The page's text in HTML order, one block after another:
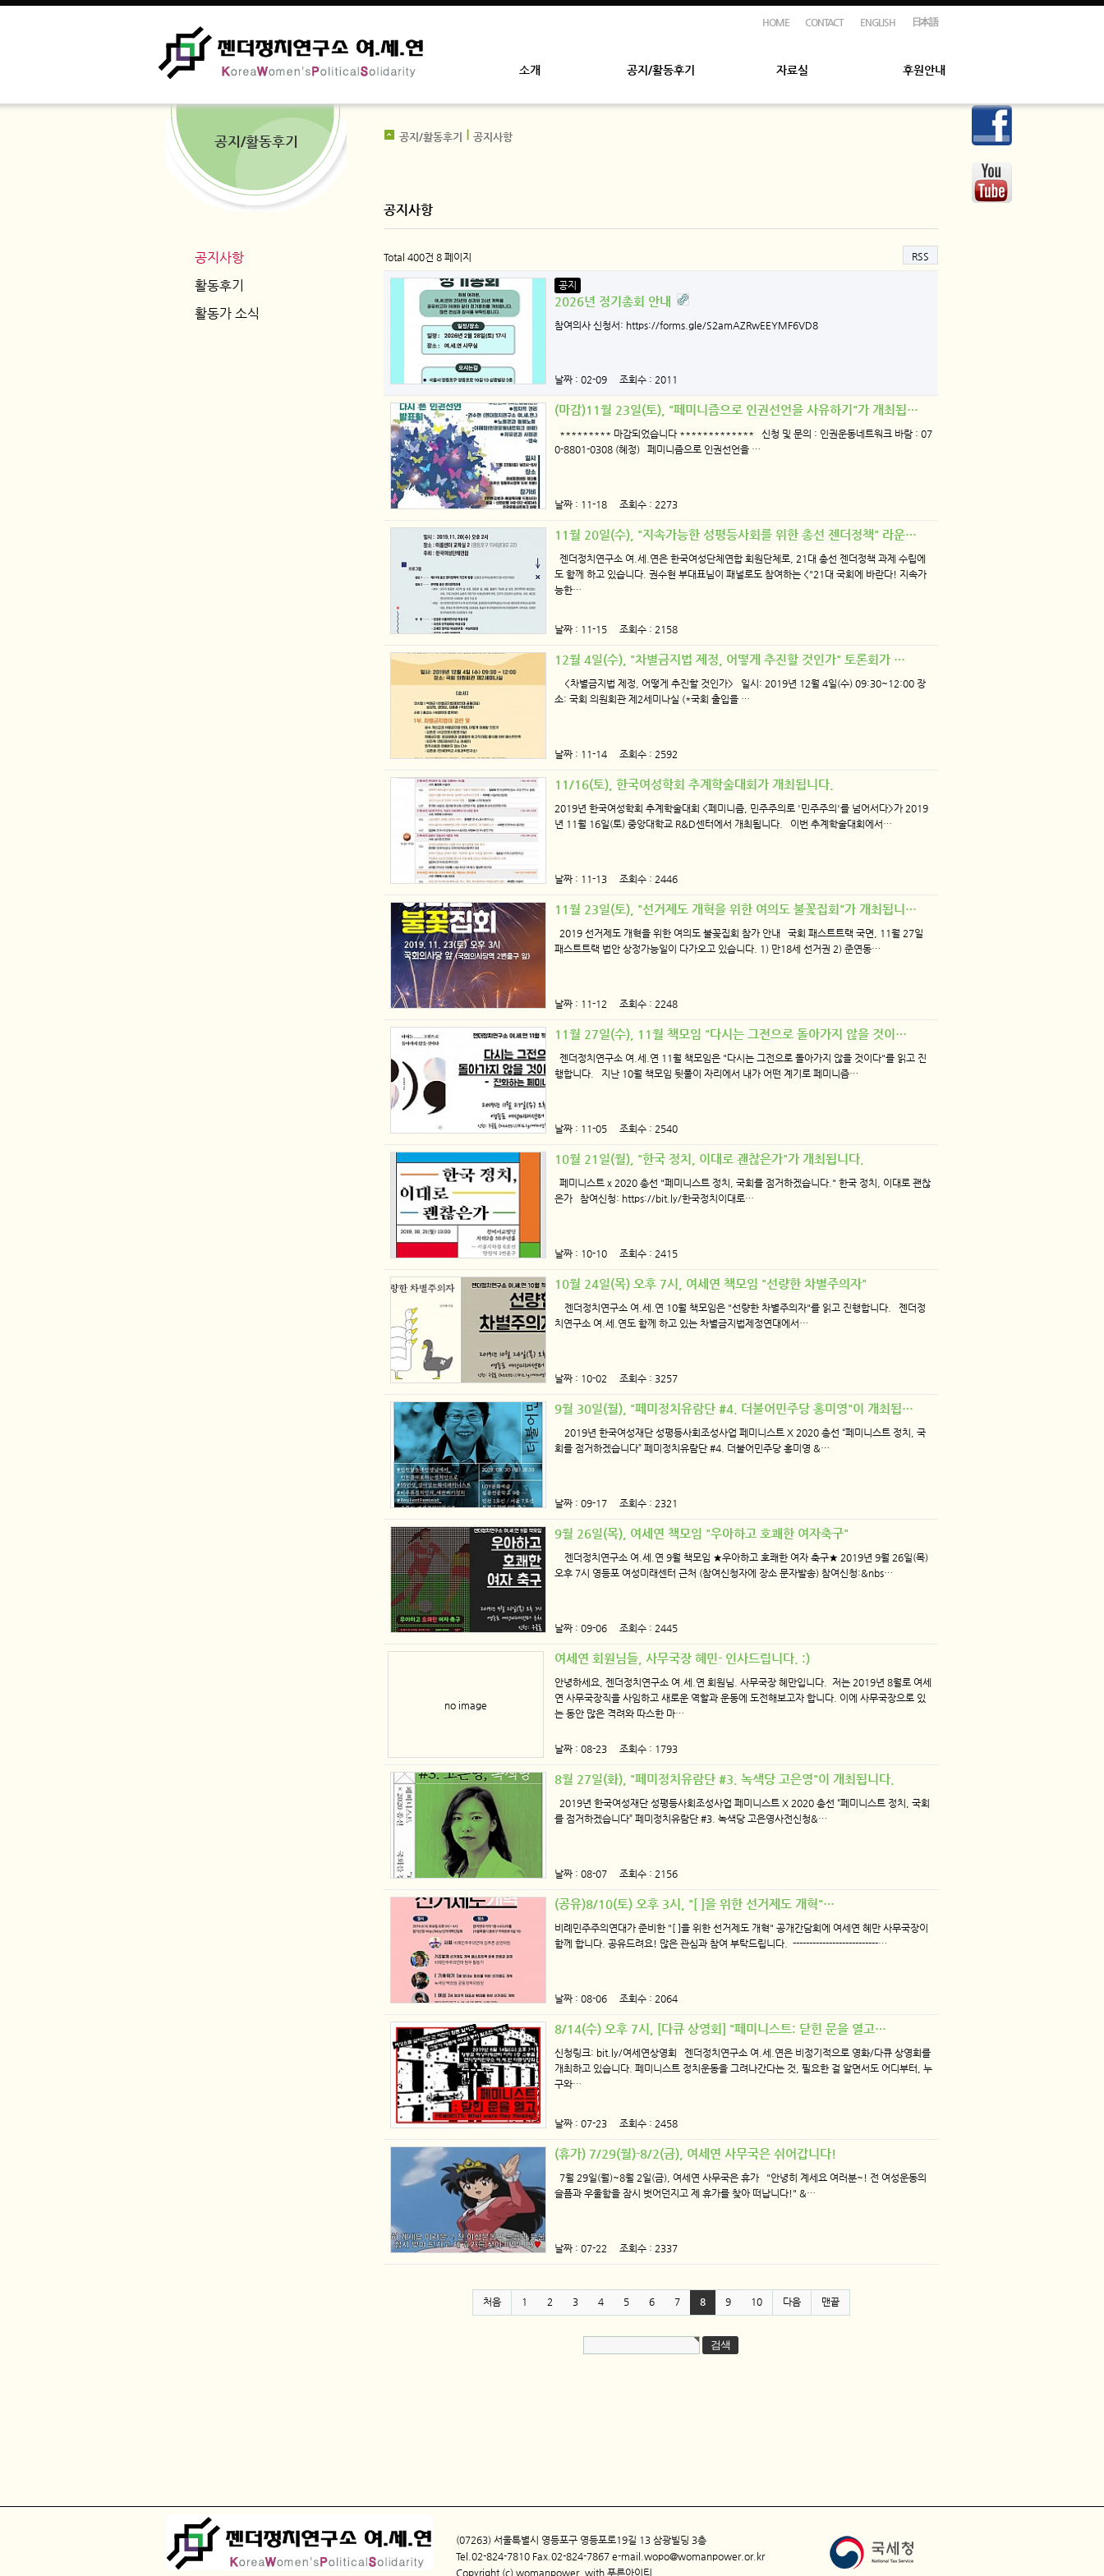
HOME CONTACT ENGLISH 日本語
소개 공지/활동후기 자료실 후원안내
공지/활동후기
공지사항
활동후기
활동가 소식
공지/활동후기 공지사항
공지사항
Total 400건 8 페이지 RSS
공지
2026년 정기총회 안내
참여의사 신청서: https://forms.gle/S2amAZRwEEYMF6VD8
날짜 : 02-09 조회수 : 2011
(마감)11월 23일(토), "페미니즘으로 인권선언을 사유하기"가 개최됩…
********* 마감되었습니다 ************* 신청 및 문의 : 인권운동네트워크 바람 : 07
0-8801-0308 (혜정) 페미니즘으로 인권선언을 …
날짜 : 11-18 조회수 : 2273
11월 20일(수), "지속가능한 성평등사회를 위한 총선 젠더정책" 라운…
젠더정치연구소 여.세.연은 한국여성단체연합 회원단체로, 21대 총선 젠더정책 과제 수립에
도 함께 하고 있습니다. 권수현 부대표님이 패널로도 참여하는 <"21대 국회에 바란다! 지속가
능한…
날짜 : 11-15 조회수 : 2158
12월 4일(수), "차별금지법 제정, 어떻게 추진할 것인가" 토론회가 …
<차별금지법 제정, 어떻게 추진할 것인가> 일시: 2019년 12월 4일(수) 09:30~12:00 장
소: 국회 의원회관 제2세미나실 (*국회 출입을 …
날짜 : 11-14 조회수 : 2592
11/16(토), 한국여성학회 추계학술대회가 개최됩니다.
2019년 한국여성학회 추계학술대회 <페미니즘, 민주주의로 '민주주의'를 넘어서다>가 2019
년 11월 16일(토) 중앙대학교 R&D센터에서 개최됩니다. 이번 추계학술대회에서…
날짜 : 11-13 조회수 : 2446
11월 23일(토), "선거제도 개혁을 위한 여의도 불꽃집회"가 개최됩니…
2019 선거제도 개혁을 위한 여의도 불꽂집회 참가 안내 국회 패스트트랙 국면, 11월 27일
패스트트랙 법안 상정가능일이 다가오고 있습니다. 1) 만18세 선거권 2) 준연동…
날짜 : 11-12 조회수 : 2248
11월 27일(수), 11월 책모임 "다시는 그전으로 돌아가지 않을 것이…
젠더정치연구소 여.세.연 11월 책모임은 "다시는 그전으로 돌아가지 않을 것이다"를 읽고 진
행합니다. 지난 10월 책모임 뒷풀이 자리에서 내가 어떤 계기로 페미니즘…
날짜 : 11-05 조회수 : 2540
10월 21일(월), "한국 정치, 이대로 괜찮은가"가 개최됩니다.
페미니스트 x 2020 총선 "페미니스트 정치, 국회를 점거하겠습니다." 한국 정치, 이대로 괜찮
은가 참여신청: https://bit.ly/한국정치이대로…
날짜 : 10-10 조회수 : 2415
10월 24일(목) 오후 7시, 여세연 책모임 "선량한 차별주의자"
젠더정치연구소 여.세.연 10월 책모임은 "선량한 차별주의자"를 읽고 진행합니다. 젠더정
치연구소 여.세.연도 함께 하고 있는 차별금지법제정연대에서…
날짜 : 10-02 조회수 : 3257
9월 30일(월), "페미정치유람단 #4. 더불어민주당 홍미영"이 개최됩…
2019년 한국여성재단 성평등사회조성사업 페미니스트 X 2020 총선 “페미니스트 정치, 국
회를 점거하겠습니다” 페미정치유람단 #4. 더불어민주당 홍미영 &…
날짜 : 09-17 조회수 : 2321
9월 26일(목), 여세연 책모임 "우아하고 호쾌한 여자축구"
젠더정치연구소 여.세.연 9월 책모임 ★우아하고 호쾌한 여자 축구★ 2019년 9월 26일(목)
오후 7시 영등포 여성미래센터 근처 (참여신청자에 장소 문자발송) 참여신청:&nbs…
날짜 : 09-06 조회수 : 2445
no image
여세연 회원님들, 사무국장 혜민- 인사드립니다. :)
안녕하세요, 젠더정치연구소 여.세.연 회원님. 사무국장 혜만입니다. 저는 2019년 8월로 여세
연 사무국장직을 사임하고 새로운 역할과 운동에 도전해보고자 합니다. 이에 사무국장으로 있
는 동안 많은 격려와 따스한 마…
날짜 : 08-23 조회수 : 1793
8월 27일(화), "페미정치유람단 #3. 녹색당 고은영"이 개최됩니다.
2019년 한국여성재단 성평등사회조성사업 페미니스트 X 2020 총선 “페미니스트 정치, 국회
를 점거하겠습니다” 페미정치유람단 #3. 녹색당 고은영 ​ 사전신청&…
날짜 : 08-07 조회수 : 2156
(공유)8/10(토) 오후 3시, "[ ]을 위한 선거제도 개혁"…
비례민주주의연대가 준비한 "[ ]을 위한 선거제도 개혁" 공개간담회에 여세연 혜만 사무국장이
함께 합니다. 공유드려요! 많은 관심과 참여 부탁드립니다. --------------------------…
날짜 : 08-06 조회수 : 2064
8/14(수) 오후 7시, [다큐 상영회] "페미니스트: 닫힌 문을 열고…
신청링크: bit.ly/여세연상영회 젠더정치연구소 여.세.연은 비정기적으로 영화/다큐 상영회를
개최하고 있습니다. 페미니스트 정치운동을 그려나간다는 것, 필요한 걸 알면서도 어디부터, 누
구와…
날짜 : 07-23 조회수 : 2458
(휴가) 7/29(월)-8/2(금), 여세연 사무국은 쉬어갑니다!
7월 29일(월)~8월 2일(금), 여세연 사무국은 휴가 "안녕히 계세요 여러분~! 전 여성운동의
슬픔과 우울함을 잠시 벗어던지고 제 휴가를 찾아 떠납니다!" &…
날짜 : 07-22 조회수 : 2337
처음 1 2 3 4 5 6 7 8 9 10 다음 맨끝
(07263) 서울특별시 영등포구 영등포로19길 13 삼광빌딩 3층
Tel.02-824-7810 Fax.02-824-7867 e-mail.wopo@womanpower.or.kr
Copyright (c) womanpower. with 푸른아이티